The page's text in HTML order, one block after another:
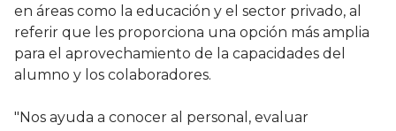
en áreas como la educación y el sector privado, al
referir que les proporciona una opción más amplia
para el aprovechamiento de la capacidades del
alumno y los colaboradores.
"Nos ayuda a conocer al personal, evaluar